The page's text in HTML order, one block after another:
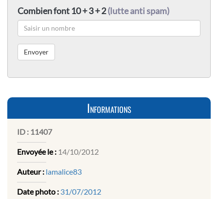
Combien font 10 + 3 + 2(lutte anti spam)
Informations
ID : 11407
Envoyée le : 14/10/2012
Auteur : lamalice83
Date photo : 31/07/2012